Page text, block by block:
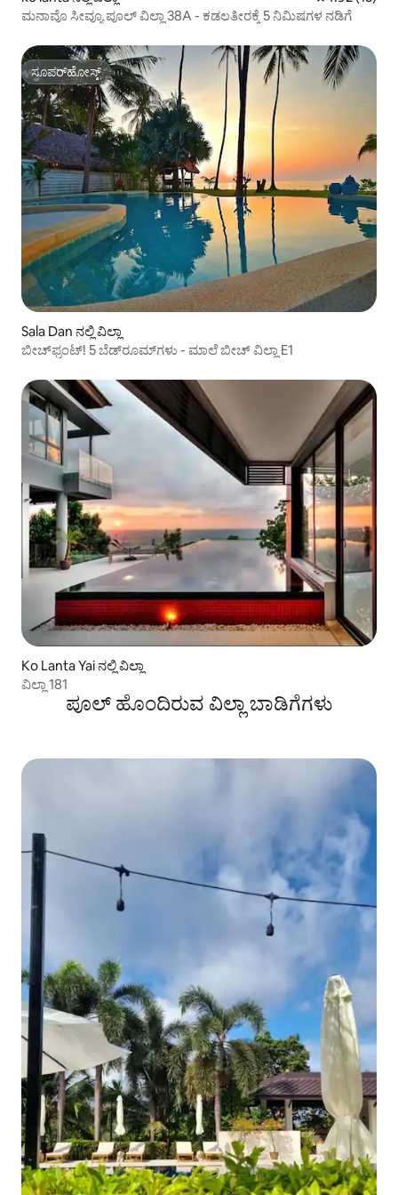
ಮನಾವೊ ಸೀವ್ಯೂ ಪೂಲ್ ವಿಲ್ಲಾ 38A - ಕಡಲತೀರಕ್ಕೆ 5 ನಿಮಿಷಗಳ ನಡಿಗೆ
ಸೂಪರ್‌ಹೋಸ್ಟ್
ಸೂಪರ್‌ಹೋಸ್ಟ್
Sala Dan ನಲ್ಲಿ ವಿಲ್ಲಾ
ಬೀಚ್‌ಫ್ರಂಟ್! 5 ಬೆಡ್‌ರೂಮ್‌ಗಳು - ಮಾಲೆ ಬೀಚ್ ವಿಲ್ಲಾ E1
Ko Lanta Yai ನಲ್ಲಿ ವಿಲ್ಲಾ
ವಿಲ್ಲಾ 181
ಪೂಲ್ ಹೊಂದಿರುವ ವಿಲ್ಲಾ ಬಾಡಿಗೆಗಳು